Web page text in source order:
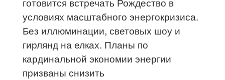
условиях масштабного энергокризиса.
Без иллюминации, световых шоу и
гирлянд на елках. Планы по
кардинальной экономии энергии
призваны снизить